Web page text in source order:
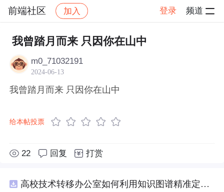
前端社区 加入 登录 频道
社区 前端社区 感慨 帖子详情
我曾踏月而来 只因你在山中
m0_71032191
2024-06-13
我曾踏月而来 只因你在山中
给本帖投票
22 回复 打赏
高校技术转移办公室如何利用知识图谱精准定位产业需求与技术适配点？.docx